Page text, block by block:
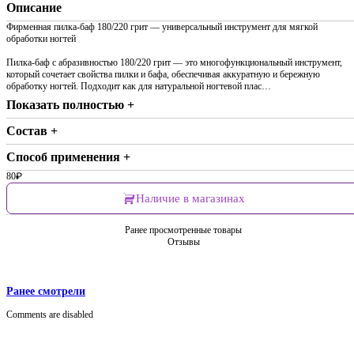
Описание
Фирменная пилка-баф 180/220 грит — универсальный инструмент для мягкой
обработки ногтей
Пилка-баф с абразивностью 180/220 грит — это многофункциональный инструмент,
который сочетает свойства пилки и бафа, обеспечивая аккуратную и бережную
обработку ногтей. Подходит как для натуральной ногтевой плас…
Показать полностью +
Состав +
Способ применения +
80₽
Наличие в магазинах
Ранее просмотренные товары
Отзывы
Ранее смотрели
Comments are disabled